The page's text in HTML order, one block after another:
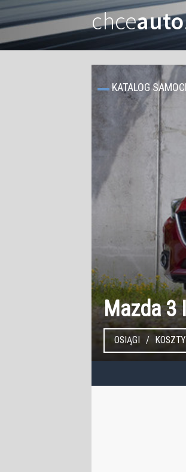
chceauto
Mazda 3
KATALOG
OSIĄGI KOSZTY